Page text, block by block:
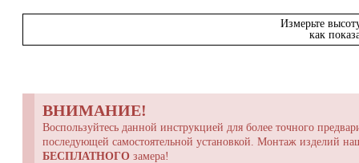
Измерьте
как
ВНИМАНИЕ!
Воспользуйтесь данной инструкцией для более точного
последующей самостоятельной установкой. Монтаж изделий
БЕСПЛАТНОГО замера!